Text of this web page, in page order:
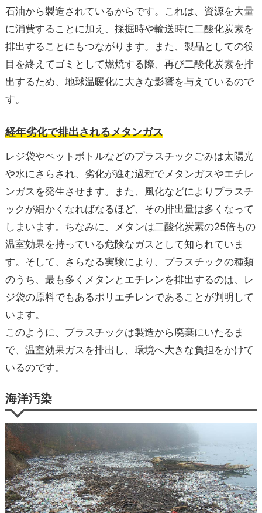
石油から製造されているからです。これは、資源を大量
に消費することに加え、採掘時や輸送時に二酸化炭素を
排出することにもつながります。また、製品としての役
目を終えてゴミとして燃焼する際、再び二酸化炭素を排
出するため、地球温暖化に大きな影響を与えているので
す。
経年劣化で排出されるメタンガス
レジ袋やペットボトルなどのプラスチックごみは太陽光
や水にさらされ、劣化が進む過程でメタンガスやエチレ
ンガスを発生させます。また、風化などによりプラスチ
ックが細かくなればなるほど、その排出量は多くなって
しまいます。ちなみに、メタンは二酸化炭素の25倍もの
温室効果を持っている危険なガスとして知られていま
す。そして、さらなる実験により、プラスチックの種類
のうち、最も多くメタンとエチレンを排出するのは、レ
ジ袋の原料でもあるポリエチレンであることが判明して
います。
このように、プラスチックは製造から廃棄にいたるま
で、温室効果ガスを排出し、環境へ大きな負担をかけて
いるのです。
海洋汚染